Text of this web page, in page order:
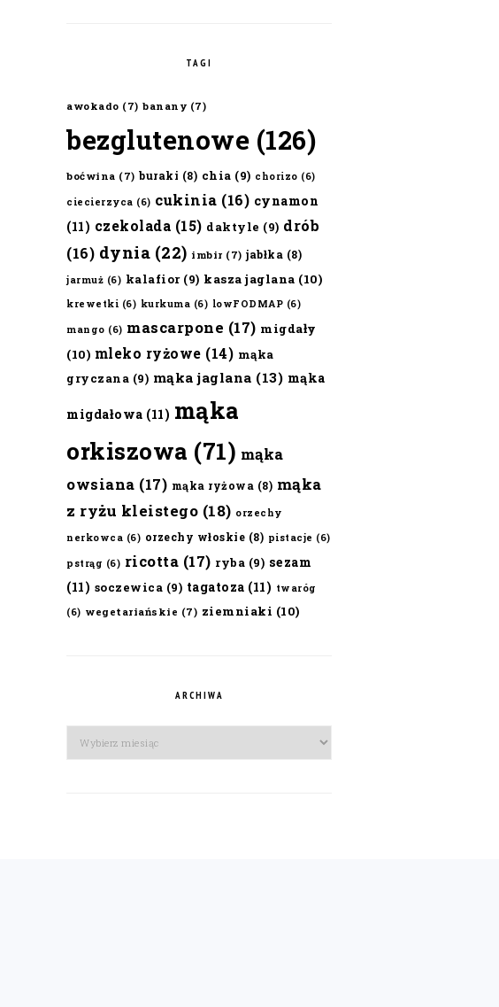
TAGI
awokado (7) banany (7)
bezglutenowe (126)
boćwina (7) buraki (8) chia (9) chorizo (6)
ciecierzyca (6) cukinia (16) cynamon
(11) czekolada (15) daktyle (9) drób
(16) dynia (22) imbir (7) jabłka (8)
jarmuż (6) kalafior(9) kasza jaglana (10)
krewetki (6) kurkuma (6) lowFODMAP (6)
mango (6) mascarpone (17) migdały
(10) mleko ryżowe (14) mąka
gryczana (9) mąka jaglana (13) mąka
migdałowa (11) mąka
orkiszowa (71) mąka
owsiana (17) mąka ryżowa (8) mąka
z ryżu kleistego (18) orzechy
nerkowca (6) orzechy włoskie (8) pistacje (6)
pstrąg (6) ricotta (17) ryba (9) sezam
(11) soczewica (9) tagatoza (11) twaróg
(6) wegetariańskie (7) ziemniaki (10)
ARCHIWA
Archiwa